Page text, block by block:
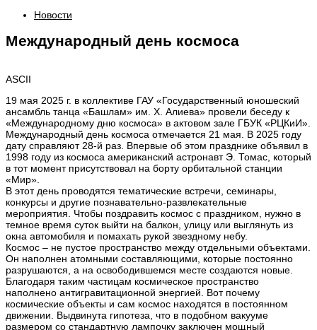
Новости
Международный день космоса
ASCII
19 мая 2025 г. в коллективе ГАУ «Государственный юношеский
ансамбль танца «Башлам» им. Х. Алиева» провели беседу к
«Международному дню космоса» в актовом зале ГБУК «РЦКиИ».
Международный день космоса отмечается 21 мая. В 2025 году
дату справляют 28-й раз. Впервые об этом празднике объявил в
1998 году из космоса американский астронавт Э. Томас, который
в тот момент присутствовал на борту орбитальной станции
«Мир».
В этот день проводятся тематические встречи, семинары,
конкурсы и другие познавательно-развлекательные
мероприятия. Чтобы поздравить космос с праздником, нужно в
темное время суток выйти на балкон, улицу или выглянуть из
окна автомобиля и помахать рукой звездному небу.
Космос – не пустое пространство между отдельными объектами.
Он наполнен атомными составляющими, которые постоянно
разрушаются, а на освободившемся месте создаются новые.
Благодаря таким частицам космическое пространство
наполнено антигравитационной энергией. Вот почему
космические объекты и сам космос находятся в постоянном
движении. Выдвинута гипотеза, что в подобном вакууме
размером со стандартную лампочку заключен мощный